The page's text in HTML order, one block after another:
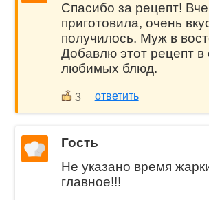
Спасибо за рецепт!
приготовила, очень
получилось. Муж в
Добавлю этот рецепт в
любимых блюд.
3 ответить
Гость
Не указано время
главное!!!